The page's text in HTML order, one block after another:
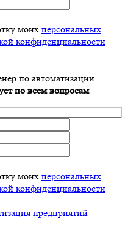
моих персональных
конфиденциальности
по автоматизации
по всем вопросам
моих персональных
конфиденциальности
предприятий